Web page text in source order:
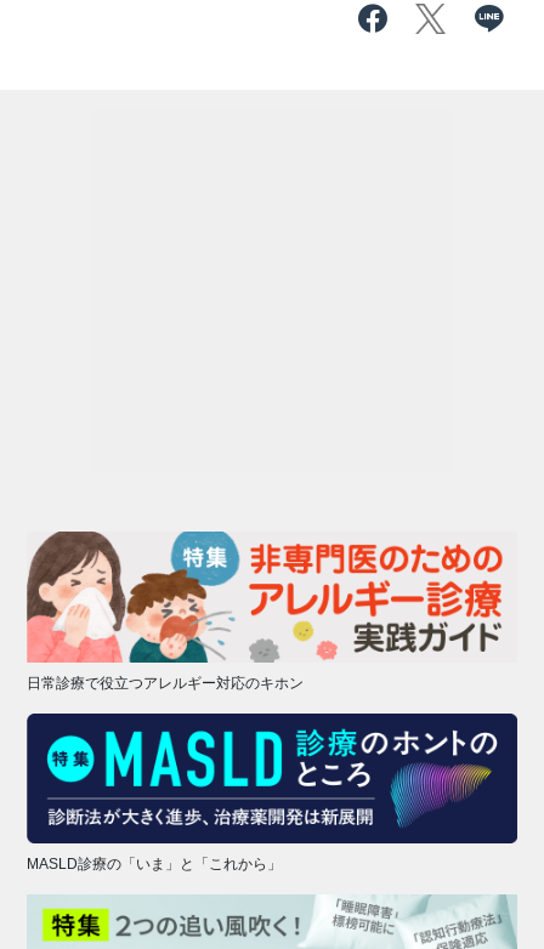
日常診療で役立つアレルギー対応のキホン
MASLD診療の「いま」と「これから」